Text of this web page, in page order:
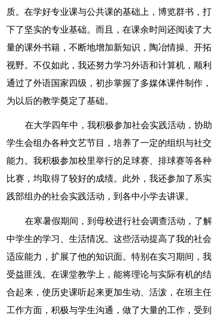
质。在学好专业课与公共课的基础上，博览群书，打
下了坚实的专业基础。而且，在课余时间还阅读了大
量的课外书籍，不断地增加新知识，陶冶情操、开拓
视野。不仅如此，我还努力学习外语和计算机，顺利
通过了外语国家四级，初步掌握了多媒体课件制作，
为以后的教学奠定了基础。
在大学四年中，我积极参加社会实践活动，协助
学生会组办各种文艺节目，培养了一定的组织与社交
能力。我积极参加校里举行的足球赛、排球赛等各种
比赛，均取得了较好的成绩。此外，我还参加了系实
践部组办的社会实践活动，到各中小学去讲课。
在寒暑假期间，到母校进行社会调查活动，了解
中学生的学习、生活情况。这些活动提高了我的社会
适应能力，扩展了他的知识面。特别在实习期间，我
受益匪浅。在课堂教学上，能将理论与实际有机的结
合起来，使历史课听起来更加生动、活泼，在班主任
工作方面，积极与学生沟通，做了大量的工作，受到